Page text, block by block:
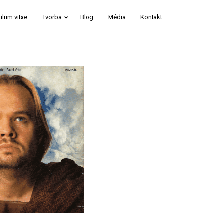
vitae Tvorba Blog Média Kontakt